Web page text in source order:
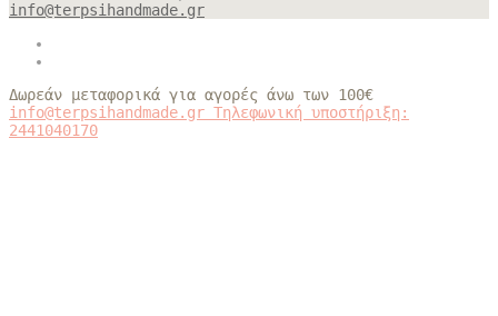
info@terpsihandmade.gr
Δωρεάν μεταφορικά για αγορές άνω των 100€
info@terpsihandmade.gr Τηλεφωνική υποστήριξη:
2441040170